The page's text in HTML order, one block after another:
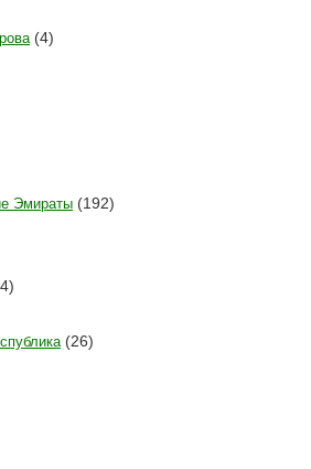
(4)
Эмираты (192)
(26)